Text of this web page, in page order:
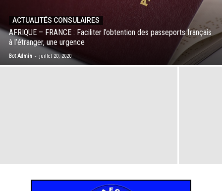
ACTUALITÉS CONSULAIRES
AFRIQUE – FRANCE : Faciliter l’obtention des passeports français
à l’étranger, une urgence
Bot Admin - juillet 20, 2020